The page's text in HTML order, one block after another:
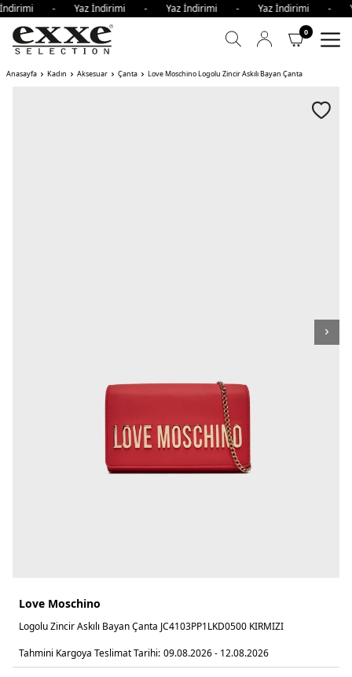
- Yaz İndirimi - Yaz İndirimi - Yaz
0
Anasayfa Kadın Aksesuar Çanta Love Moschino Logolu Zincir Askılı Bayan Çanta
Love Moschino
Logolu Zincir Askılı Bayan Çanta JC4103PP1LKD0500 KIRMIZI
Tahmini Kargoya Teslimat Tarihi: 09.08.2026 - 12.08.2026